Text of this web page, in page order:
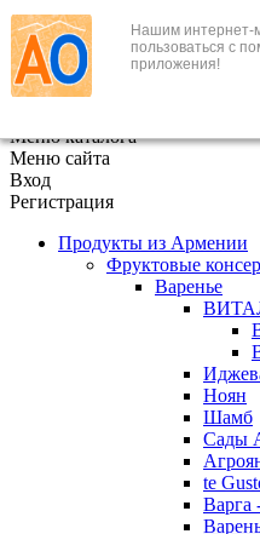
Нашим интернет-
пользоваться с
приложения!
+7 (495) 646-888-1
В корзине
Меню каталога
Меню сайта
Вход
Регистрация
Продукты из Армении
Фруктовые
Варенье
Ноян
Шамб
Сады
te
Варга